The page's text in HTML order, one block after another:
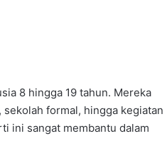
8 hingga 19 tahun. Mereka
formal, hingga kegiatan
ini sangat membantu dalam